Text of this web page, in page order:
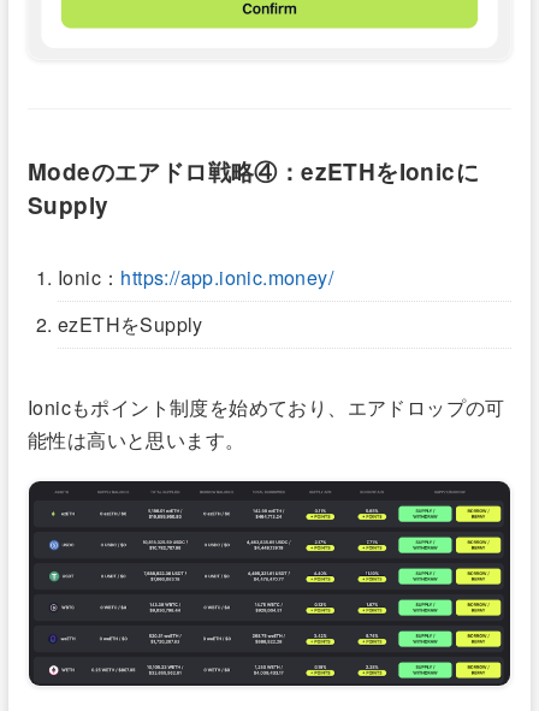
Modeのエアドロ戦略④：ezETHをIonicに
Supply
Ionic： https://app.ionic.money/
ezETHをSupply
Ionicもポイント制度を始めており、エアドロップの可
能性は高いと思います。